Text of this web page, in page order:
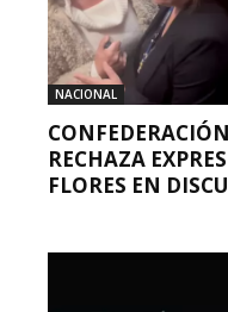
NACIONAL
RECHAZA
FLORES EN